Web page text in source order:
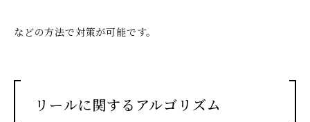
などの方法で対策が可能です。
リールに関するアルゴリズム